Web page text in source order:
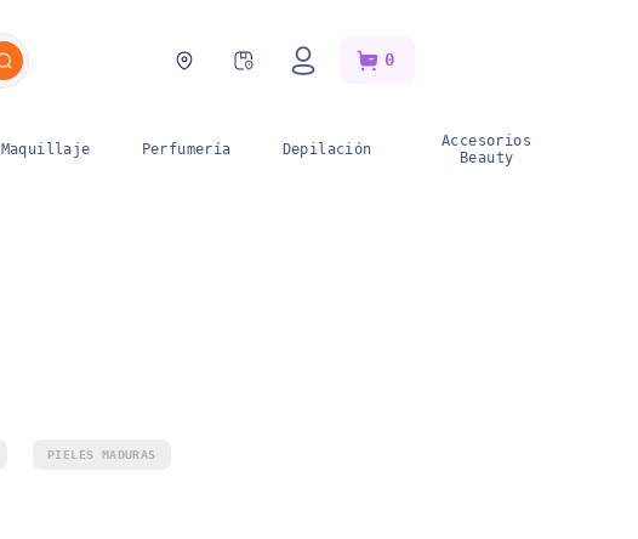
0
Maquillaje Perfumería Depilación
Accesorios
Beauty
PIELES MADURAS